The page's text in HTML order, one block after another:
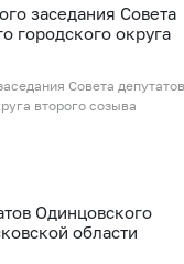
заседания Совета
городского округа
Совета депутатов
второго созыва
Одинцовского
области